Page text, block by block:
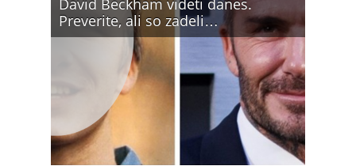
David Beckham videti danes.
Preverite, ali so zadeli…